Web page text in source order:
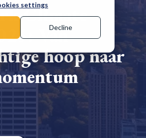
settings
Decline
Climate
Van
hoop naar